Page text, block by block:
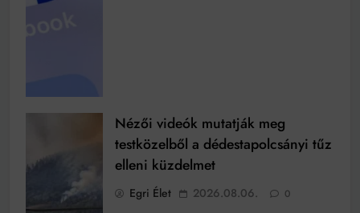
Nézői videók mutatják meg
testközelből a dédestapolcsányi tűz
elleni küzdelmet
Egri Élet 2026.08.06. 0